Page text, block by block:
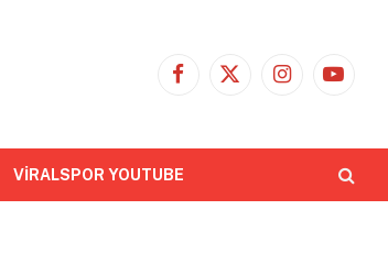
Facebook
X
Instagram
VİRALSPOR YOUTUBE